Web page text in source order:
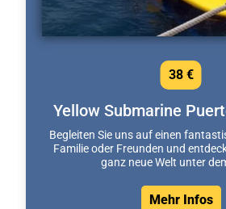
Yellow Submarine
Begleiten Sie uns auf einen
Familie oder Freunden und
ganz neue Welt unter
Mehr Infos
38 €